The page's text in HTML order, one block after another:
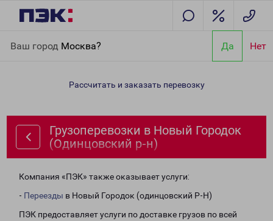
Ваш город Москва? Да Нет
(Одинцовский р-н)
Рассчитать и заказать перевозку
Грузоперевозки в Новый Городок
(Одинцовский р-н)
Компания «ПЭК» также оказывает услуги:
- Переезды в Новый Городок (одинцовский Р-Н)
ПЭК предоставляет услуги по доставке грузов по всей